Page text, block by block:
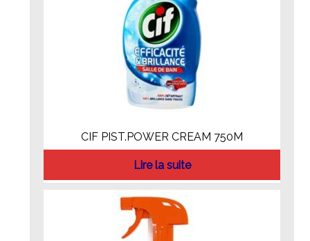
CIF PIST.POWER CREAM 750M
Lire la suite